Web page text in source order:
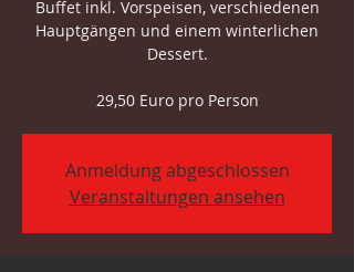
Buffet inkl. Vorspeisen, verschiedenen
Hauptgängen und einem winterlichen
Dessert.
29,50 Euro pro Person
Anmeldung abgeschlossen
Veranstaltungen ansehen